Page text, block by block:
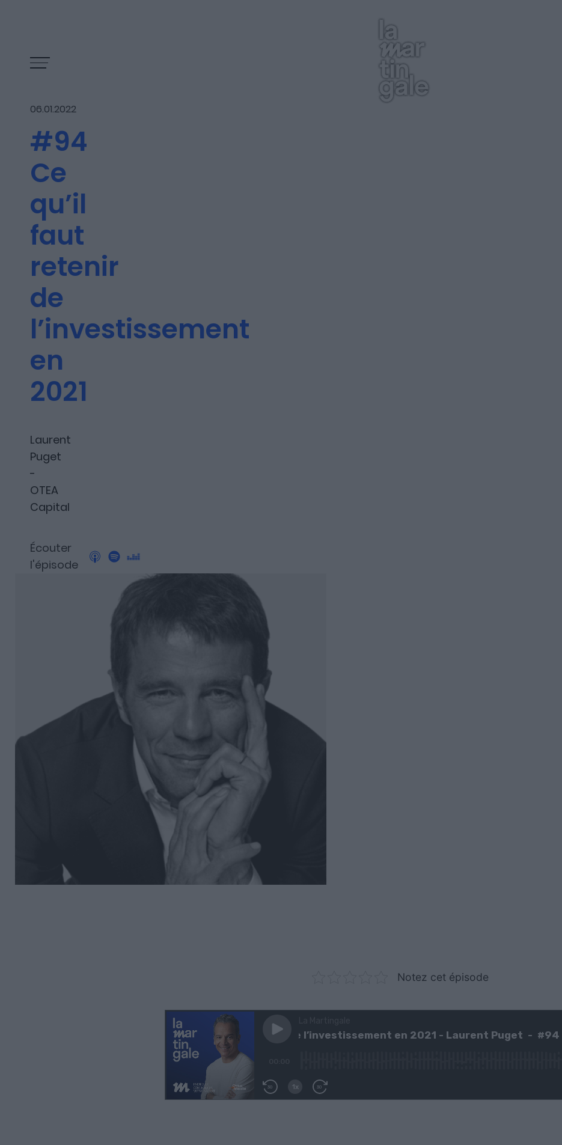
Les épisodes
Nous contacter
A propos
la plateforme qui démocratise l’investissement en private equity
et en dette privée.
06.01.2022
#94
Ce
qu’il
faut
retenir
de
l’investissement
en
2021
Laurent
Puget
-
OTEA
Capital
Écouter
l'épisode
Notez cet épisode